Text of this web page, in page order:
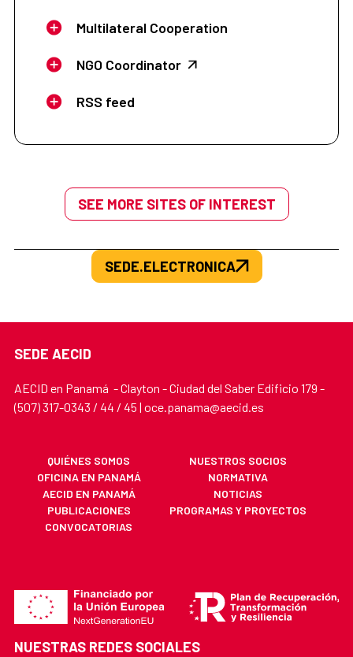
Multilateral Cooperation
NGO Coordinator
RSS feed
SEE MORE SITES OF INTEREST
SEDE.ELECTRONICA
SEDE AECID
AECID en Panamá - Clayton - Ciudad del Saber Edificio 179 -
(507) 317-0343 / 44 / 45 | oce.panama@aecid.es
QUIÉNES SOMOS
NUESTROS SOCIOS
OFICINA EN PANAMÁ
NORMATIVA
AECID EN PANAMÁ
NOTICIAS
PUBLICACIONES
PROGRAMAS Y PROYECTOS
CONVOCATORIAS
NUESTRAS REDES SOCIALES